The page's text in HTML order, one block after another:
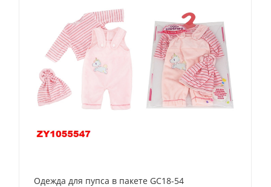
Одежда для пупса в пакете GC18-54